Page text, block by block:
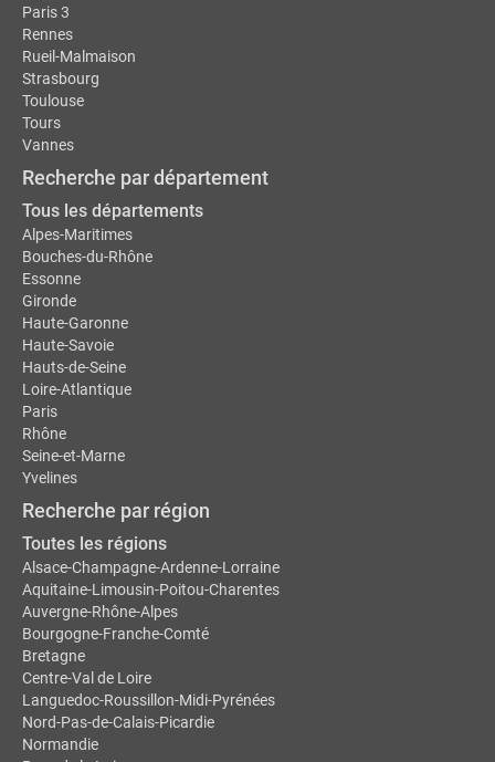
Paris 3
Rennes
Rueil-Malmaison
Strasbourg
Toulouse
Tours
Vannes
Recherche par département
Tous les départements
Alpes-Maritimes
Bouches-du-Rhône
Essonne
Gironde
Haute-Garonne
Haute-Savoie
Hauts-de-Seine
Loire-Atlantique
Paris
Rhône
Seine-et-Marne
Yvelines
Recherche par région
Toutes les régions
Alsace-Champagne-Ardenne-Lorraine
Aquitaine-Limousin-Poitou-Charentes
Auvergne-Rhône-Alpes
Bourgogne-Franche-Comté
Bretagne
Centre-Val de Loire
Languedoc-Roussillon-Midi-Pyrénées
Nord-Pas-de-Calais-Picardie
Normandie